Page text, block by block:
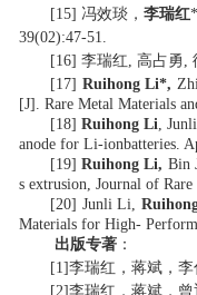
[15] 冯效琰，李瑞红
39(02):47-51.
[16] 李瑞红 高占勇
[17] Ruihong Li*,
[J]. Rare Metal Materials
[18] Ruihong Li ,
anode for Li-ionbatteries.
[19]Ruihong Li, Bin
s extrusion, Journal of Rare
[20] Junli Li,
Materials for High-
出版专著 ：
[1]李瑞红，蒋斌，李
[2]李瑞红，蒋斌，曾